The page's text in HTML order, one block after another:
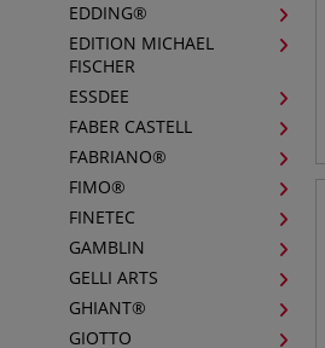
EDDING®
EDITION MICHAEL
FISCHER
ESSDEE
FABER CASTELL
FABRIANO®
FIMO®
FINETEC
GAMBLIN
GELLI ARTS
GHIANT®
GIOTTO